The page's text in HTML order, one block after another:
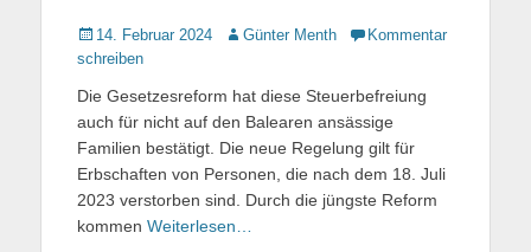
Gepostet
am
14. Februar 2024 AutorGünter Menth
Kommentar
schreiben
Die Gesetzesreform hat diese Steuerbefreiung
auch für nicht auf den Balearen ansässige
Familien bestätigt. Die neue Regelung gilt für
Erbschaften von Personen, die nach dem 18. Juli
2023 verstorben sind. Durch die jüngste Reform
kommen Weiterlesen…